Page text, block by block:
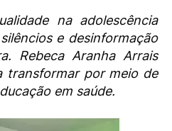
na adolescência
e desinformação
Rebeca Aranha Arrais
transformar por meio de
em saúde.